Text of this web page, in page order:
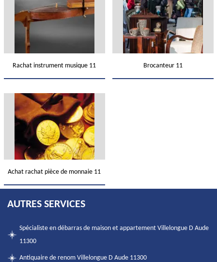
Rachat instrument musique 11 Brocanteur 11
Achat rachat pièce de monnaie 11
AUTRES SERVICES
Spécialiste en débarras de maison et appartement Villelongue D Aude
11300
Antiquaire de renom Villelongue D Aude 11300